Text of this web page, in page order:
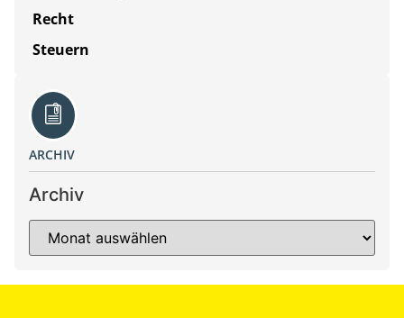
Recht
Steuern
ARCHIV
Archiv